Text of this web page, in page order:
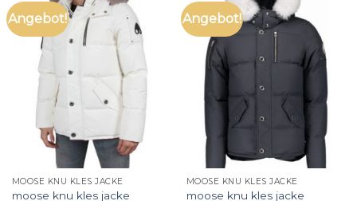
Angebot!
MOOSE KNU KLES JACKE
moose knu kles jacke
Angebot!
MOOSE KNU KLES JACKE
moose knu kles jacke